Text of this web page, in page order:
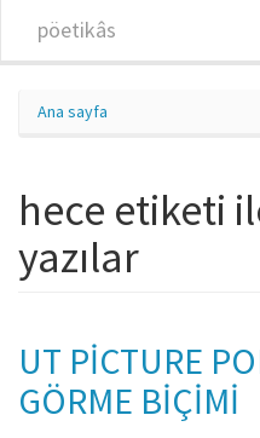
pöetikâs
Ana sayfa
hece etiketi
yazılar
UT PİCTURE
GÖRME BİÇİMİ